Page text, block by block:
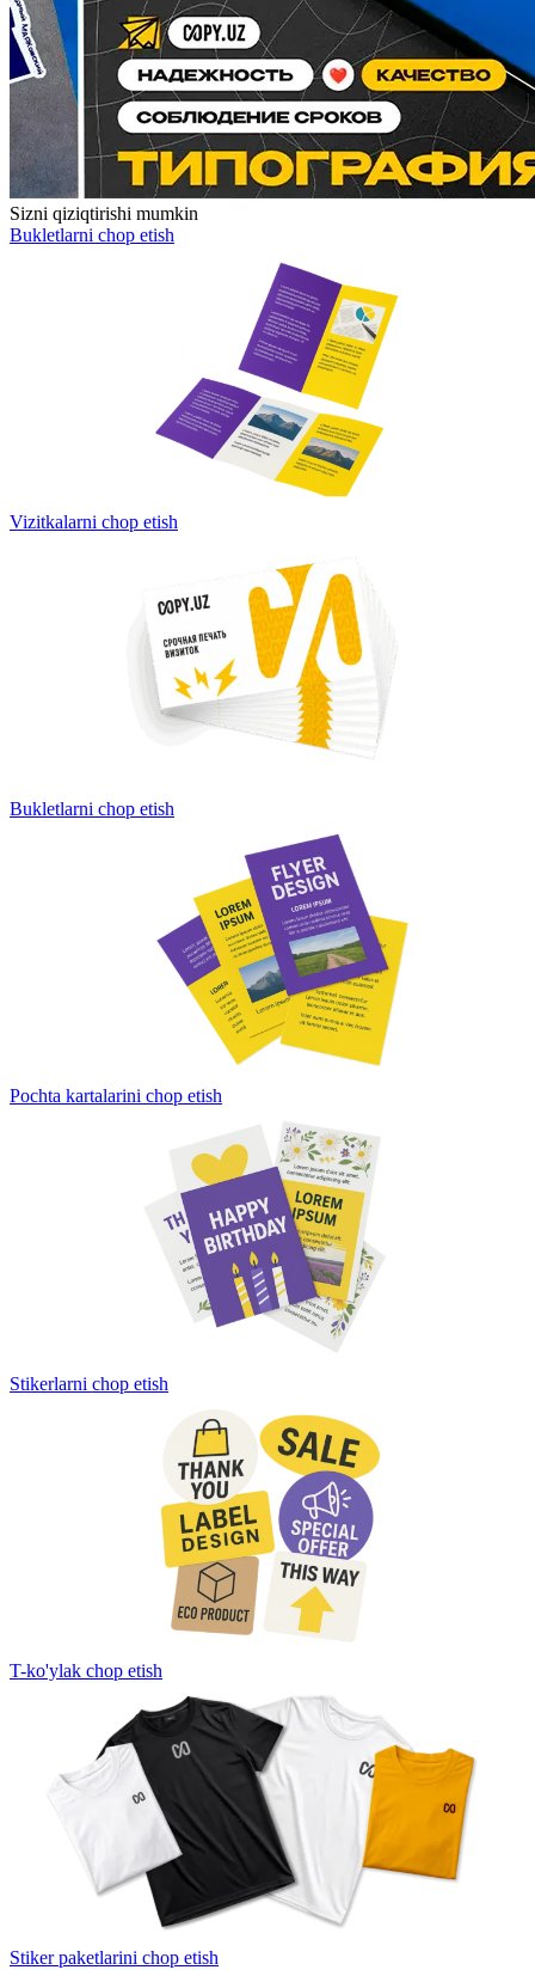
Sizni qiziqtirishi mumkin
Bukletlarni chop etish
Vizitkalarni chop etish
Bukletlarni chop etish
Pochta kartalarini chop etish
Stikerlarni chop etish
T-ko'ylak chop etish
Stiker paketlarini chop etish